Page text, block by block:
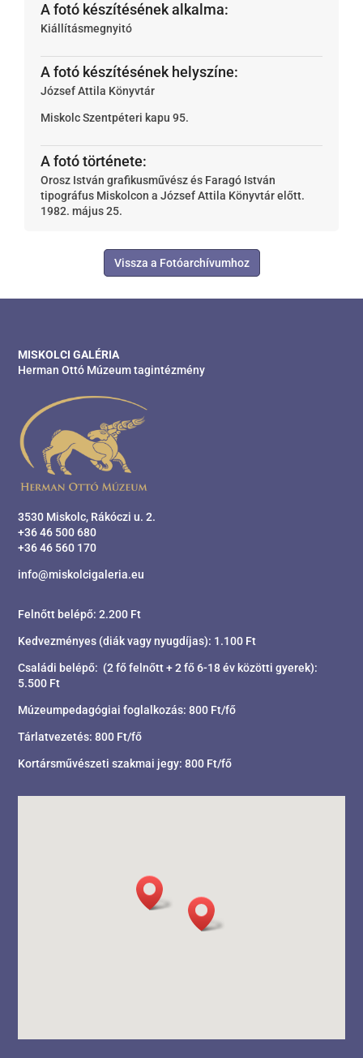
A fotó készítésének alkalma:
Kiállításmegnyitó
A fotó készítésének helyszíne:
József Attila Könyvtár
Miskolc Szentpéteri kapu 95.
A fotó története:
Orosz István grafikusművész és Faragó István
tipográfus Miskolcon a József Attila Könyvtár előtt.
1982. május 25.
Vissza a Fotóarchívumhoz
MISKOLCI GALÉRIA
Herman Ottó Múzeum tagintézmény
3530 Miskolc, Rákóczi u. 2.
+36 46 500 680
+36 46 560 170
info@miskolcigaleria.eu
Felnőtt belépő: 2.200 Ft
Kedvezményes (diák vagy nyugdíjas): 1.100 Ft
Családi belépő: (2 fő felnőtt + 2 fő 6-18 év közötti gyerek):
5.500 Ft
Múzeumpedagógiai foglalkozás: 800 Ft/fő
Tárlatvezetés: 800 Ft/fő
Kortársművészeti szakmai jegy: 800 Ft/fő